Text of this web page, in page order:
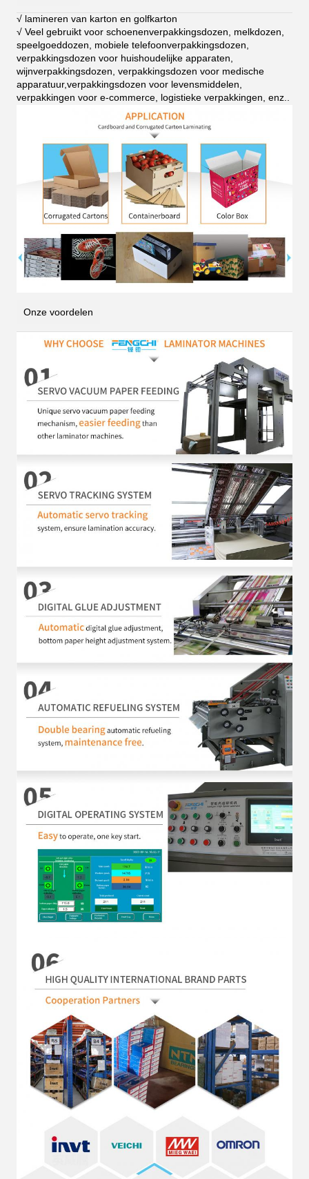
√ lamineren van karton en golfkarton
√ Veel gebruikt voor schoenenverpakkingsdozen, melkdozen,
speelgoeddozen, mobiele telefoonverpakkingsdozen,
verpakkingsdozen voor huishoudelijke apparaten,
wijnverpakkingsdozen, verpakkingsdozen voor medische
apparatuur,verpakkingsdozen voor levensmiddelen,
verpakkingen voor e-commerce, logistieke verpakkingen, enz.
Onze voordelen